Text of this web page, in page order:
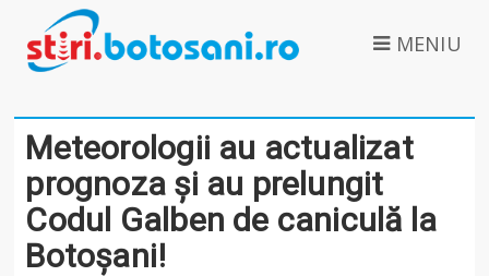
MENIU
Meteorologii au actualizat
prognoza și au prelungit
Codul Galben de caniculă la
Botoșani!